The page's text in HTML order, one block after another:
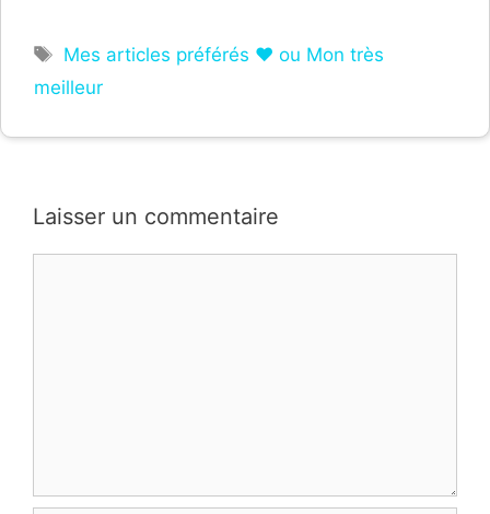
Étiquettes
Mes articles préférés ❤ ou Mon très
meilleur
Laisser un commentaire